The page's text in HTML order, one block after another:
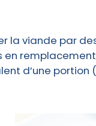
la viande par
en
d’une